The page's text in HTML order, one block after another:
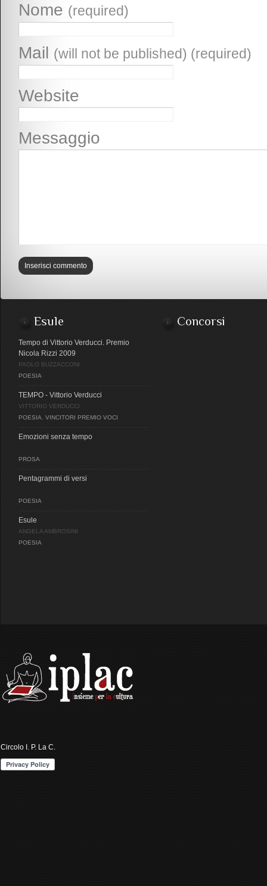
Nome (required)
Mail (will not be published) (required)
Website
Messaggio
Esule
Tempo di Vittorio Verducci. Premio
Nicola Rizzi 2009
PAOLO BUZZACCONI
POESIA
TEMPO - Vittorio Verducci
VITTORIO VERDUCCI
POESIA
VINCITORI PREMIO VOCI
Emozioni senza tempo
PROSA
Pentagrammi di versi
POESIA
Esule
ANGELA AMBROSINI
POESIA
Concorsi
Circolo I. P. La C.